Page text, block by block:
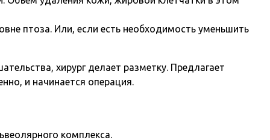
птоза. Или, если есть необходимость уменьшить
хирург делает разметку. Предлагает
и начинается операция.
комплекса.